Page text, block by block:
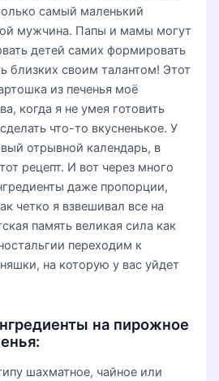
самый маленький
мужчина. Папы и мамы могут
детей самих формировать
близких своим талантом! Этот
из печенья моё
когда я не умея готовить
что-то вкусненькое. У
отрывной календарь, в
рецепт. И вот через много
даже пропорции,
четко я взвешивал все на
память великая сила как
переходим к
на которую у вас уйдет
на пирожное
шахматное, чайное или